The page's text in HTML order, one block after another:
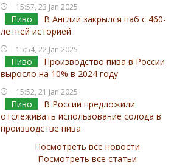
15:57, 23 Jan 2025
Пиво
В Англии закрылся паб с 460-
летней историей
15:54, 22 Jan 2025
Пиво
Производство пива в России
выросло на 10% в 2024 году
15:52, 21 Jan 2025
Пиво
В России предложили
отслеживать использование солода в
производстве пива
Посмотреть все новости
Посмотреть все статьи